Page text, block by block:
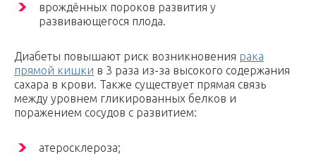
врождённых пороков развития у
развивающегося плода.
Диабеты повышают риск возникновения рака
прямой кишки в 3 раза из-за высокого содержания
сахара в крови. Также существует прямая связь
между уровнем гликированных белков и
поражением сосудов с развитием:
атеросклероза;